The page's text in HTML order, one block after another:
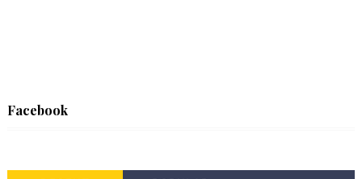
Facebook